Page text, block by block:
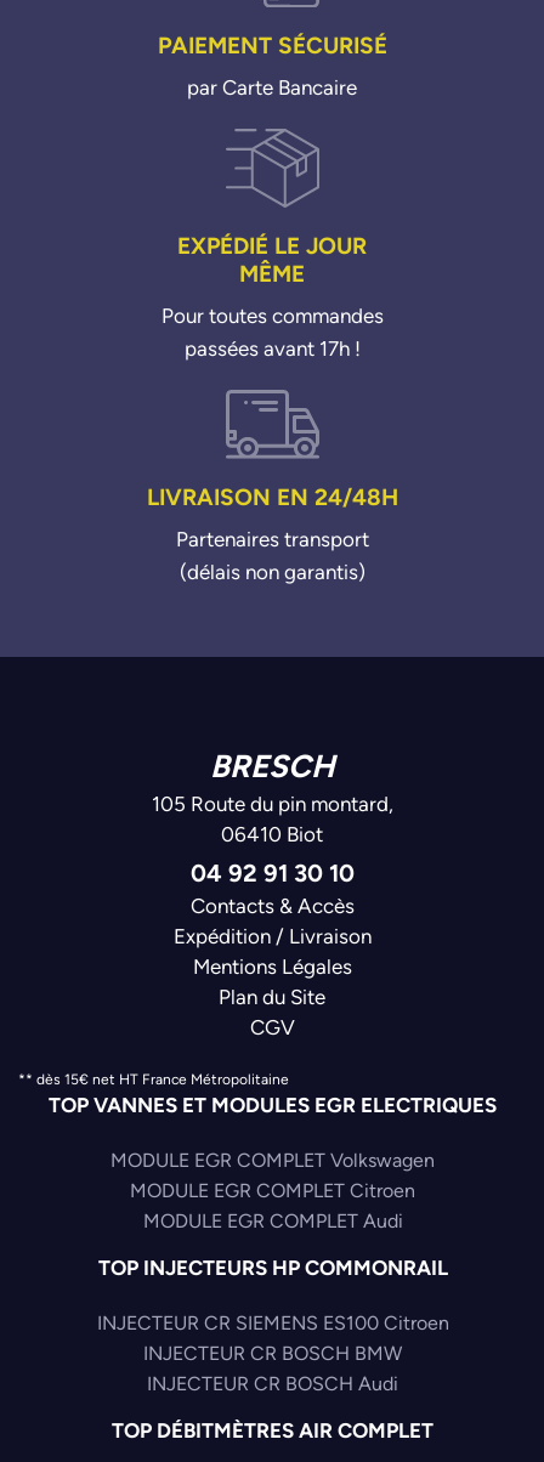
PAIEMENT SÉCURISÉ
par Carte Bancaire
EXPÉDIÉ LE JOUR
MÊME
Pour toutes commandes
passées avant 17h !
LIVRAISON EN 24/48H
Partenaires transport
(délais non garantis)
BRESCH
105 Route du pin montard,
06410 Biot
04 92 91 30 10
Contacts & Accès
Expédition / Livraison
Mentions Légales
Plan du Site
CGV
** dès 15€ net HT France Métropolitaine
TOP VANNES ET MODULES EGR ELECTRIQUES
MODULE EGR COMPLET Volkswagen
MODULE EGR COMPLET Citroen
MODULE EGR COMPLET Audi
TOP INJECTEURS HP COMMONRAIL
INJECTEUR CR SIEMENS ES100 Citroen
INJECTEUR CR BOSCH BMW
INJECTEUR CR BOSCH Audi
TOP DÉBITMÈTRES AIR COMPLET